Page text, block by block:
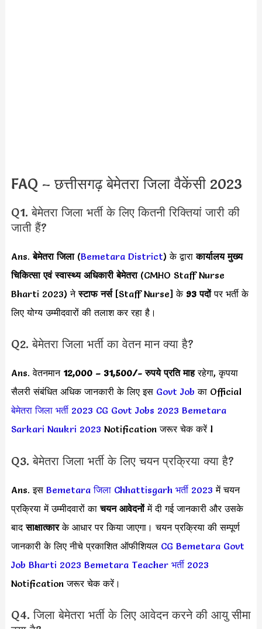
FAQ – छत्तीसगढ़ बेमेतरा जिला वैकेंसी 2023
Q1. बेमेतरा जिला भर्ती के लिए कितनी रिक्तियां जारी की
जाती हैं?
Ans.बेमेतरा जिला(Bemetara District) के द्वाराकार्यालय मुख्य
चिकित्सा एवं स्वास्थ्य अधिकारी बेमेतरा (CMHO Staff Nurse
Bharti 2023) नेस्टाफ नर्स[Staff Nurse] के93 पदोंपर भर्ती के
लिए योग्य उम्मीदवारों की तलाश कर रहा है।
Q2. बेमेतरा जिला भर्ती का वेतन मान क्या है?
Ans. वेतनमान 12,000 – 31,500/- रुपये प्रति माहरहेगा, कृपया
सैलरी संबंधित अधिक जानकारी के लिए इस Govt Job का Official
बेमेतरा जिला भर्ती 2023 CG Govt Jobs 2023 Bemetara
Sarkari Naukri 2023 Notification जरूर चेक करें l
Q3. बेमेतरा जिला भर्ती के लिए चयन प्रक्रिया क्या है?
Ans. इस Bemetara जिला Chhattisgarh भर्ती 2023 में चयन
प्रक्रिया में उम्मीदवारों काचयन आवेदनोंमें दी गई जानकारी और उसके
बादसाक्षात्कारके आधार पर किया जाएगा। चयन प्रक्रिया की सम्पूर्ण
जानकारी के लिए नीचे प्रकाशित ऑफीशियल CG Bemetara Govt
Job Bharti 2023 Bemetara Teacher भर्ती 2023
Notification जरूर चेक करें।
Q4. जिला बेमेतरा भर्ती के लिए आवेदन करने की आयु सीमा